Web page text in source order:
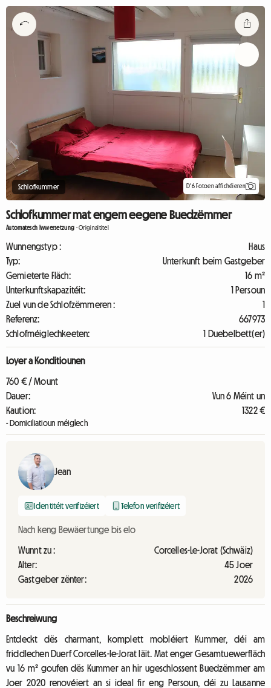
Schlofkummer D'6 Fotoen affichéieren
Schlofkummer mat engem eegene Buedzëmmer
Automatesch Iwwersetzung -Originaltitel
Wunnengstyp :
Haus
Typ:
Unterkunft beim Gastgeber
Gemieterte Fläch:
16 m²
Unterkunftskapazitéit:
1 Persoun
Zuel vun de Schlofzëmmeren :
1
Referenz:
667973
Schlofméiglechkeeten:
1 Duebelbett(er)
Loyer a Konditiounen
760 € / Mount
Dauer:
Vun 6 Méint un
Kaution:
1322 €
- Domiciliatioun méiglech
Jean
Identitéit verifizéiert Telefon verifizéiert
Nach keng Bewäertunge bis elo
Wunnt zu :
Corcelles-Le-Jorat (Schwäiz)
Alter:
45 Joer
Gastgeber zënter:
2026
Beschreiwung
Entdeckt dës charmant, komplett mobléiert Kummer, déi am
friddlechen Duerf Corcelles-le-Jorat läit. Mat enger Gesamtuewerfläch
vu 16 m² goufen dës Kummer an hir ugeschlossent Buedzëmmer am
Joer 2020 renovéiert an si ideal fir eng Persoun, déi zu Lausanne